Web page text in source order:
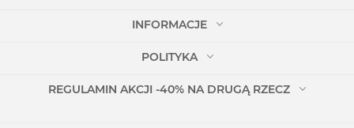
INFORMACJE
POLITYKA
REGULAMIN AKCJI -40% NA DRUGĄ RZECZ